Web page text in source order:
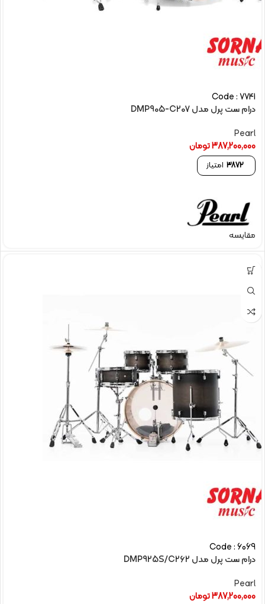
Code : 7741
درام ست پرل مدل DMP905-C207
Pearl
387,200,000تومان
3872 امتیاز
مقایسه
Code : 6069
درام ست پرل مدل DMP925S/C262
Pearl
387,200,000تومان